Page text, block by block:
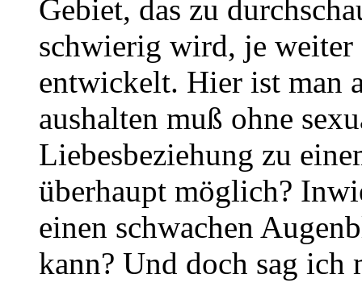
Gebiet, das zu
schwierig wird, je weiter
entwickelt. Hier ist man
aushalten muß ohne
Liebesbeziehung zu
überhaupt möglich?
einen schwachen
kann? Und doch sag